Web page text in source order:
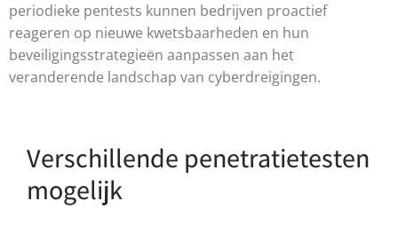
periodieke pentests kunnen bedrijven proactief
reageren op nieuwe kwetsbaarheden en hun
beveiligingsstrategieën aanpassen aan het
veranderende landschap van cyberdreigingen.
Verschillende penetratietesten
mogelijk